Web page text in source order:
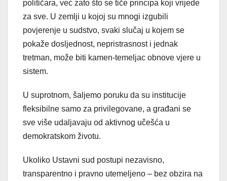
političara, već zato što se tiče principa koji vrijede
za sve. U zemlji u kojoj su mnogi izgubili
povjerenje u sudstvo, svaki slučaj u kojem se
pokaže dosljednost, nepristrasnost i jednak
tretman, može biti kamen-temeljac obnove vjere u
sistem.
U suprotnom, šaljemo poruku da su institucije
fleksibilne samo za privilegovane, a građani se
sve više udaljavaju od aktivnog učešća u
demokratskom životu.
Ukoliko Ustavni sud postupi nezavisno,
transparentno i pravno utemeljeno – bez obzira na